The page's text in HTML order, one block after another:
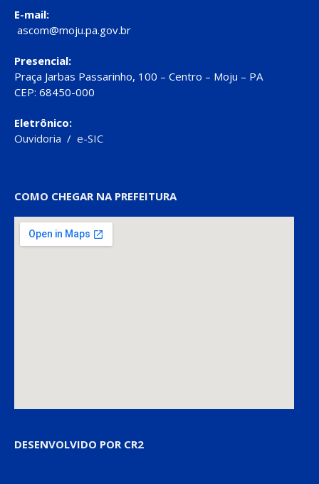
E-mail:
ascom@moju.pa.gov.br
Presencial:
Praça Jarbas Passarinho, 100 – Centro – Moju – PA
CEP: 68450-000
Eletrônico:
Ouvidoria / e-SIC
COMO CHEGAR NA PREFEITURA
DESENVOLVIDO POR CR2